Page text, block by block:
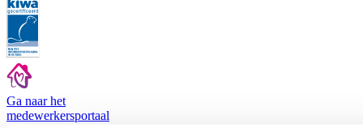
Ga naar het
medewerkersportaal